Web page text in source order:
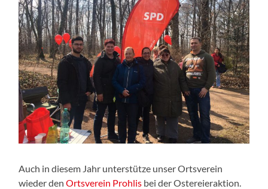
Auch in diesem Jahr unterstütze unser Ortsverein
wieder denOrtsverein Prohlis bei der Ostereieraktion.